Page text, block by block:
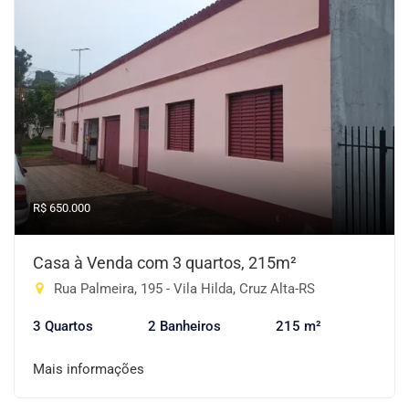
R$ 650.000
Casa à Venda com 3 quartos, 215m²
Rua Palmeira, 195 - Vila Hilda, Cruz Alta-RS
3 Quartos 2 Banheiros 215 m²
Mais informações